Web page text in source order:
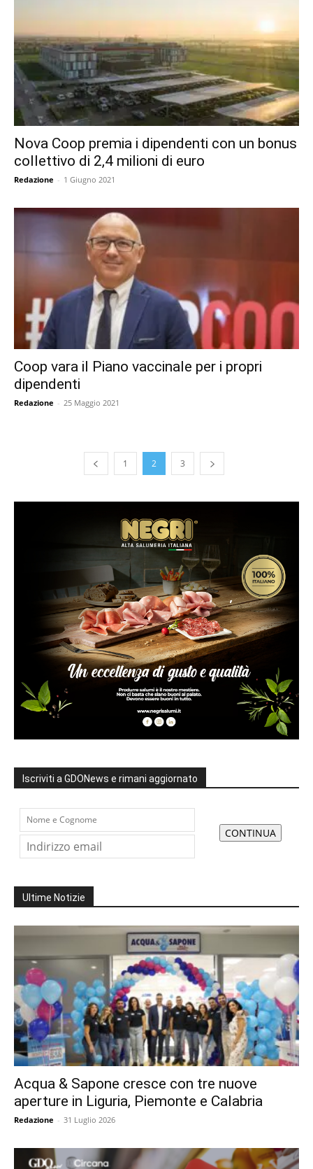
Nova Coop premia i dipendenti con un bonus
collettivo di 2,4 milioni di euro
Redazione - 1 Giugno 2021
Coop vara il Piano vaccinale per i propri
dipendenti
Redazione - 25 Maggio 2021
1 2 3
Iscriviti a GDONews e rimani aggiornato
Ultime Notizie
Acqua & Sapone cresce con tre nuove
aperture in Liguria, Piemonte e Calabria
Redazione - 31 Luglio 2026